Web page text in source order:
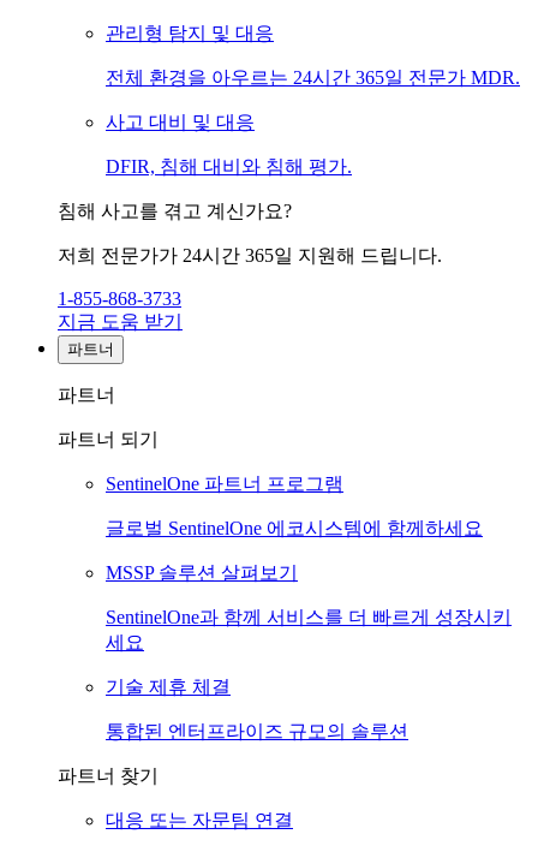
관리형 탐지 및 대응
전체 환경을 아우르는 24시간 365일 전문가 MDR.
사고 대비 및 대응
DFIR, 침해 대비와 침해 평가.
침해 사고를 겪고 계신가요?
저희 전문가가 24시간 365일 지원해 드립니다.
1-855-868-3733
지금 도움 받기
파트너
파트너
파트너 되기
SentinelOne 파트너 프로그램
글로벌 SentinelOne 에코시스템에 함께하세요
MSSP 솔루션 살펴보기
SentinelOne과 함께 서비스를 더 빠르게 성장시키
세요
기술 제휴 체결
통합된 엔터프라이즈 규모의 솔루션
파트너 찾기
대응 또는 자문팀 연결